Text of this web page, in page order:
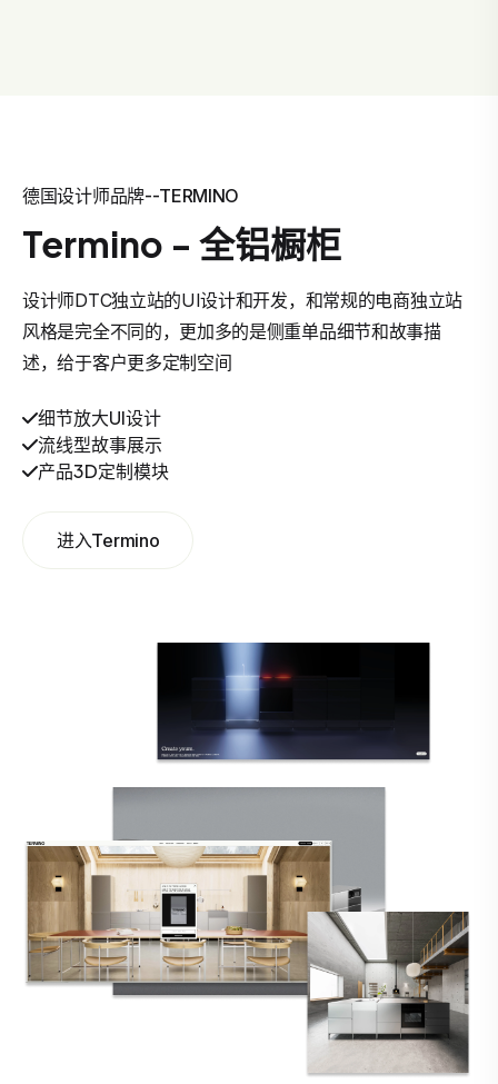
德国设计师品牌--TERMINO
Termino - 全铝橱柜
设计师DTC独立站的UI设计和开发，和常规的电商独立站
风格是完全不同的，更加多的是侧重单品细节和故事描
述，给于客户更多定制空间
细节放大UI设计
流线型故事展示
产品3D定制模块
进入Termino